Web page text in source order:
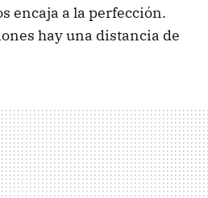
encaja a la perfección.
hay una distancia de